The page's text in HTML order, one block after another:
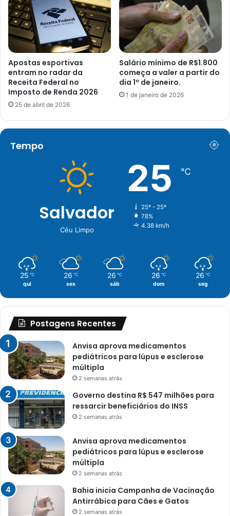
Apostas esportivas
entram no radar da
Receita Federal no
Imposto de Renda 2026
25 de abril de 2026
Salário mínimo de R$1.800
começa a valer a partir do
dia 1º de janeiro.
1 de janeiro de 2026
Tempo
Salvador
Céu Limpo
25 ℃
25º - 25º
78%
4.38 km/h
25 ℃
qui
26 ℃
sex
26 ℃
sáb
26 ℃
dom
26 ℃
seg
Postagens Recentes
Anvisa aprova medicamentos
pediátricos para lúpus e esclerose
múltipla
2 semanas atrás
Governo destina R$ 547 milhões para
ressarcir beneficiários do INSS
2 semanas atrás
Anvisa aprova medicamentos
pediátricos para lúpus e esclerose
múltipla
2 semanas atrás
Bahia inicia Campanha de Vacinação
Antirrábica para Cães e Gatos
2 semanas atrás